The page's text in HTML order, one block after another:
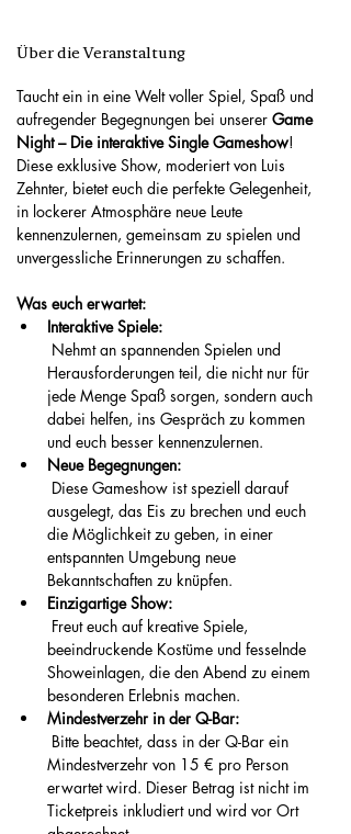
Über die Veranstaltung
Taucht ein in eine Welt voller Spiel, Spaß und
aufregender Begegnungen bei unserer Game
Night – Die interaktive Single Gameshow!
Diese exklusive Show, moderiert von Luis
Zehnter, bietet euch die perfekte Gelegenheit,
in lockerer Atmosphäre neue Leute
kennenzulernen, gemeinsam zu spielen und
unvergessliche Erinnerungen zu schaffen.
Was euch erwartet:
Interaktive Spiele:
Herausforderungen teil, die nicht nur für
jede Menge Spaß sorgen, sondern auch
dabei helfen, ins Gespräch zu kommen
und euch besser kennenzulernen.
Neue Begegnungen:
ausgelegt, das Eis zu brechen und euch
die Möglichkeit zu geben, in einer
entspannten Umgebung neue
Bekanntschaften zu knüpfen.
Einzigartige Show:
beeindruckende Kostüme und fesselnde
Showeinlagen, die den Abend zu einem
besonderen Erlebnis machen.
Mindestverzehr in der Q-Bar:
Mindestverzehr von 15 € pro Person
erwartet wird. Dieser Betrag ist nicht im
Ticketpreis inkludiert und wird vor Ort